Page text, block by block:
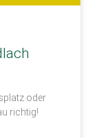
oder
richtig!